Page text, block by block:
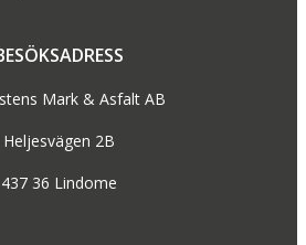
Mark & Asfalt AB
Heljesvägen 2B
437 36 Lindome